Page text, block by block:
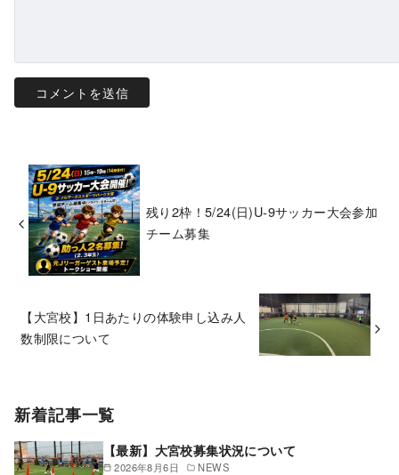
残り2枠！5/24(日)U-9サッカー大会参加
チーム募集
【大宮校】1日あたりの体験申し込み人
数制限について
新着記事一覧
2026年8月6日 NEWS
【最新】大宮校募集状況について